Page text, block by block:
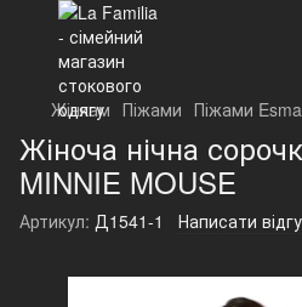
Жінкам Піжами Піжами
Жіноча нічна
MINNIE MOUSE
Артикул: Д1541-1 Написати